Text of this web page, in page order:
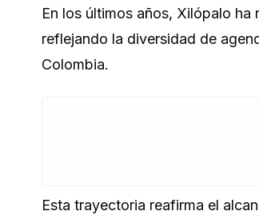
En los últimos años, Xilópalo
reflejando la diversidad de
Colombia.
Esta trayectoria reafirma el